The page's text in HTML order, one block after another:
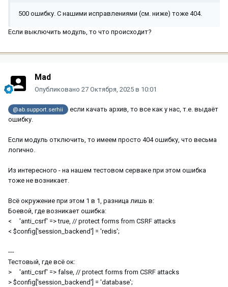
500 ошибку. С нашими исправлениями (см. ниже) тоже 404.
Если выключить модуль, то что происходит?
Mad
Опубликовано 27 Октября, 2025 в 10:01
@ab.support.serhii
если качать архив, то все как у нас, т.е. выдаёт
ошибку.
Если модуль отключить, то имеем просто 404 ошибку, что весьма
логично.
Из интересного - на нашем тестовом серваке при этом ошибка
тоже не возникает.
Всё окружение при этом 1 в 1, разница лишь в:
Боевой, где возникает ошибка:
< 'anti_csrf' => true, // protect forms from CSRF attacks
< $config['session_backend'] = 'redis';
---
Тестовый, где всё ок:
> 'anti_csrf' => false, // protect forms from CSRF attacks
> $config['session_backend'] = 'database';